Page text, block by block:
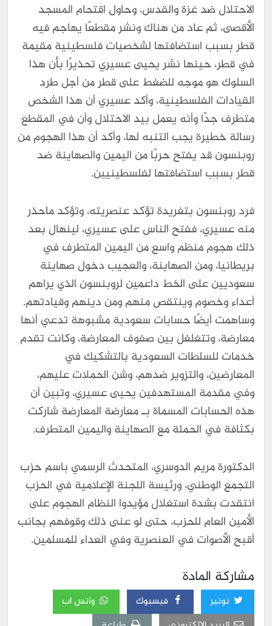
الاحتلال ضد غزة والقدس، وحاول اقتحام المسجد
الأقصى، ثم عاد من هناك ونشر مقطعًا يهاجم فيه
قطر بسبب استضافتها لشخصيات فلسطينية مقيمة
في قطر، حينها نشر يحيى عسيري تحذيرًا بأن هذا
السلوك هو موجه للضغط على قطر من أجل طرد
القيادات الفلسطينية، وأكد عسيري أن هذا الشخص
متطرف جدًا وأنه يعمل بيد الاحتلال وأن في المقطع
رسالة خطيرة يجب التنبه لها، وأكد أن هذا الهجوم من
روبنسون قد يفتح حربًا من اليمين والصهاينة ضد
قطر بسبب استضافتها لفلسطينيين.
فرد روبنسون بتغريدة تؤكد عنصريته، وتؤكد ماحذر
منه عسيري، ففتح الناس على عسيري، لينهال بعد
ذلك هجوم منظم واسع من اليمين المتطرف في
بريطانيا، ومن الصهاينة، والعجيب دخول صهاينة
سعوديين على الخط داعمين لروبنسون الذي يراهم
أعداء وخصوم وينتقص منهم ومن دينهم وقيادتهم.
وساهمت أيضًا حسابات سعودية مشبوهة تدعي أنها
معارضة، وتتغلغل بين صفوف المعارضة، وكانت تقدم
خدمات للسلطات السعودية بالتشكيك في
المعارضين، والتزوير ضدهم، وشن الحملات عليهم،
وفي مقدمة المستهدفين يحيى عسيري، وتبين أن
هذه الحسابات المسماة بـ معارضة المعارضة شاركت
بكثافة في الحملة مع الصهاينة واليمين المتطرف.
الدكتورة مريم الدوسري، المتحدث الرسمي باسم حزب
التجمع الوطني، ورئيسة اللجنة الإعلامية في الحزب
انتقدت بشدة استغلال مؤيدوا النظام الهجوم على
الأمين العام للحزب، حتى لو عنى ذلك وقوفهم بجانب
أقبح الأصوات في العنصرية وفي العداء للمسلمين.
مشاركة المادة
توتير فيسبوك
واتس اب